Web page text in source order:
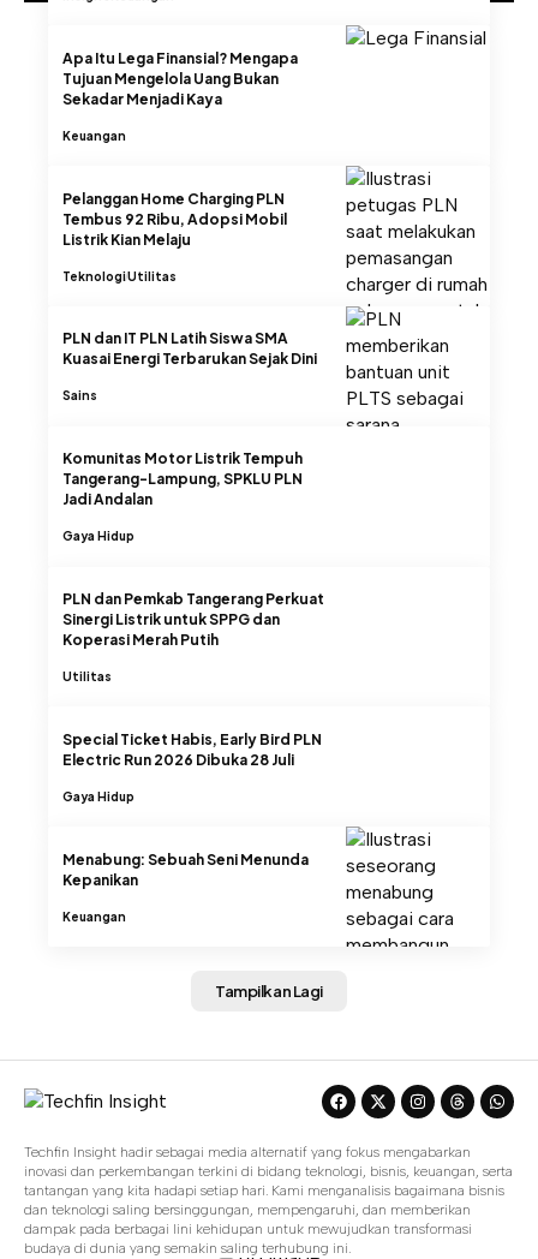
Apa Itu Lega Finansial? Mengapa
Tujuan Mengelola Uang Bukan
Sekadar Menjadi Kaya
Keuangan
Pelanggan Home Charging PLN
Tembus 92 Ribu, Adopsi Mobil
Listrik Kian Melaju
TeknologiUtilitas
PLN dan IT PLN Latih Siswa SMA
Kuasai Energi Terbarukan Sejak Dini
Sains
Komunitas Motor Listrik Tempuh
Tangerang-Lampung, SPKLU PLN
Jadi Andalan
Gaya Hidup
PLN dan Pemkab Tangerang Perkuat
Sinergi Listrik untuk SPPG dan
Koperasi Merah Putih
Utilitas
Special Ticket Habis, Early Bird PLN
Electric Run 2026 Dibuka 28 Juli
Gaya Hidup
Menabung: Sebuah Seni Menunda
Kepanikan
Keuangan
Tampilkan Lagi
Techfin Insight hadir sebagai media alternatif yang fokus mengabarkan
inovasi dan perkembangan terkini di bidang teknologi, bisnis, keuangan, serta
tantangan yang kita hadapi setiap hari. Kami menganalisis bagaimana bisnis
dan teknologi saling bersinggungan, mempengaruhi, dan memberikan
dampak pada berbagai lini kehidupan untuk mewujudkan transformasi
budaya di dunia yang semakin saling terhubung ini.